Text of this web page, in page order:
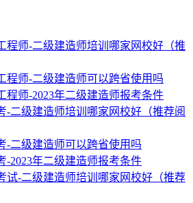
程师-二级建造师培训哪家网校好（推
程师-二级建造师可以跨省使用吗
程师-2023年二级建造师报考条件
-二级建造师培训哪家网校好（推荐阅
-二级建造师可以跨省使用吗
-2023年二级建造师报考条件
试-二级建造师培训哪家网校好（推荐